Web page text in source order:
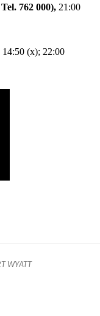
762 000), 21:00
14:50 (x); 22:00
WYATT